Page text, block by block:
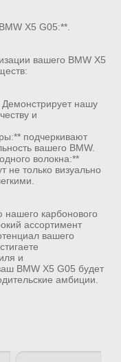
X5 G05:**.
вашего BMW X5
нашу
и
подчеркивают
вашего BMW.
волокна:**
не только визуально
карбонового
ассортимент
вашего
и
BMW X5 G05 будет
амбиции.